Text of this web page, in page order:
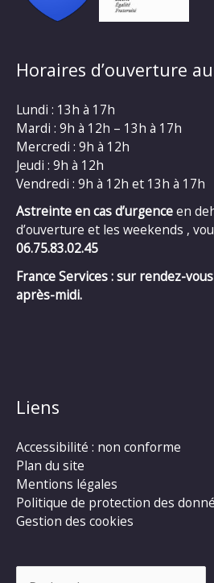
Horaires d’ouverture
Lundi : 13h à 17h
Mardi : 9h à 12h – 13h à 17h
Mercredi : 9h à 12h
Jeudi : 9h à 12h
Vendredi : 9h à 12h et 13h à 17h
Astreinte en cas d’urgenceen
d’ouverture et les weekends ,
06.75.83.02.45
France Services : sur rendez-
après-midi.
Liens
Accessibilité : non conforme
Plan du site
Mentions légales
Politique de protection des
Gestion des cookies